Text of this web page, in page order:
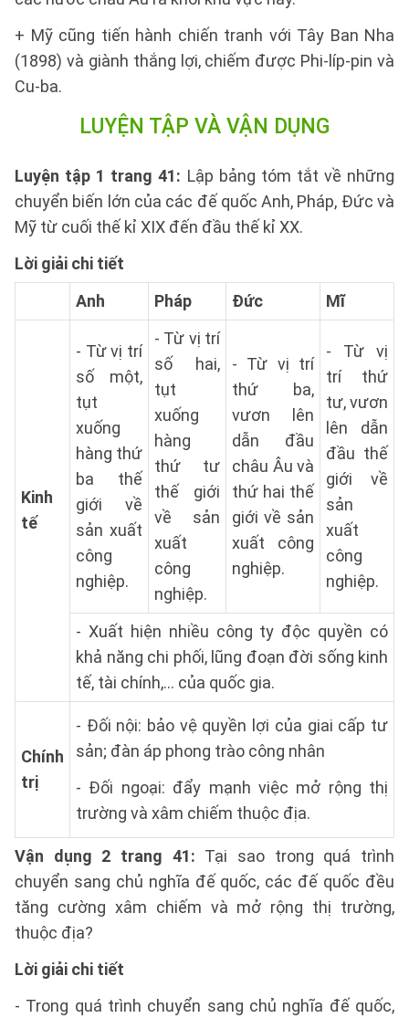
+ Mỹ cũng tiến hành chiến tranh với Tây Ban Nha
(1898) và giành thắng lợi, chiếm được Phi-líp-pin và
Cu-ba.
LUYỆN TẬP VÀ VẬN DỤNG
Luyện tập 1 trang 41: Lập bảng tóm tắt về những
chuyển biến lớn của các đế quốc Anh, Pháp, Đức và
Mỹ từ cuối thế kỉ XIX đến đầu thế kỉ XX.
Lời giải chi tiết
Anh
Pháp Đức Mĩ
Kinh
tế
- Từ vị trí
số một,
tụt
xuống
hàng thứ
ba thế
giới về
sản xuất
công
nghiệp.
- Từ vị trí
số hai,
tụt
xuống
hàng
thứ tư
thế giới
về sản
xuất
công
nghiệp.
- Từ vị trí
thứ ba,
vươn lên
dẫn đầu
châu Âu và
thứ hai thế
giới về sản
xuất công
nghiệp.
- Từ vị
trí thứ
tư, vươn
lên dẫn
đầu thế
giới về
sản
xuất
công
nghiệp.
- Xuất hiện nhiều công ty độc quyền có
khả năng chi phối, lũng đoạn đời sống kinh
tế, tài chính,… của quốc gia.
Chính
trị
- Đối nội: bảo vệ quyền lợi của giai cấp tư
sản; đàn áp phong trào công nhân
- Đối ngoại: đẩy mạnh việc mở rộng thị
trường và xâm chiếm thuộc địa.
Vận dụng 2 trang 41: Tại sao trong quá trình
chuyển sang chủ nghĩa đế quốc, các đế quốc đều
tăng cường xâm chiếm và mở rộng thị trường,
thuộc địa?
Lời giải chi tiết
- Trong quá trình chuyển sang chủ nghĩa đế quốc,